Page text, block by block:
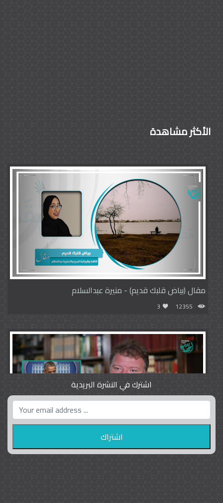
الأكثر مشاهدة
مقال (بياض قلبك قديم) - منيرة عبدالسلام
12355
3
واشنطن بوست واللوبي المزدوج
اشترك في النشرة البريدية